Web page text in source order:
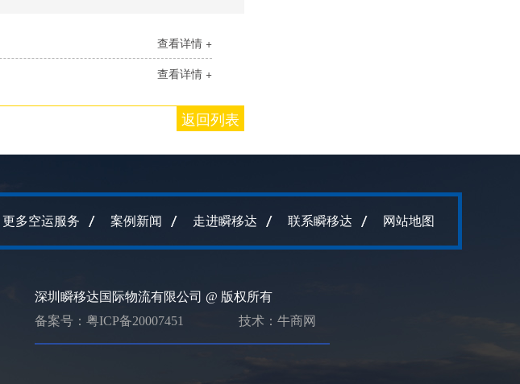
查看详情 +
查看详情 +
返回列表
更多空运服务 案例新闻 走进瞬移达 联系瞬移达 网站地图
深圳瞬移达国际物流有限公司 @ 版权所有
备案号： 粤ICP备20007451 技术：牛商网